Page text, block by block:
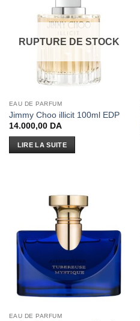
RUPTURE DE STOCK
EAU DE PARFUM
Jimmy Choo illicit 100ml EDP
14.000,00 DA
LIRE LA SUITE
EAU DE PARFUM